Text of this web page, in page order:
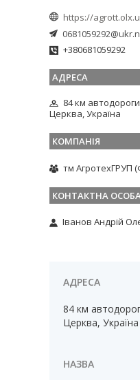
https://
+380681059292
84 км
Церква, Україна
тм АгротехГРУП
Іванов Андрій
84 км
Церква, Україна